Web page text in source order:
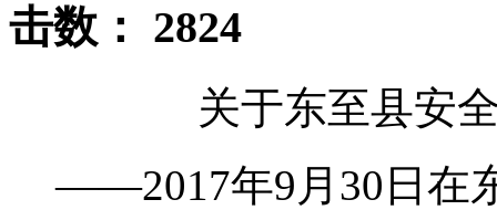
击数： 2824
关于东至县安
——2017年9月30日在